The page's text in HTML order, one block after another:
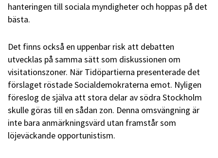
hanteringen till sociala myndigheter och hoppas på det
bästa.
Det finns också en uppenbar risk att debatten
utvecklas på samma sätt som diskussionen om
visitationszoner. När Tidöpartierna presenterade det
förslaget röstade Socialdemokraterna emot. Nyligen
föreslog de själva att stora delar av södra Stockholm
skulle göras till en sådan zon. Denna omsvängning är
inte bara anmärkningsvärd utan framstår som
löjeväckande opportunistism.